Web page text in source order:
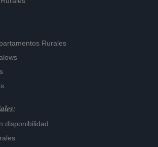
Rurales
disponibilidad